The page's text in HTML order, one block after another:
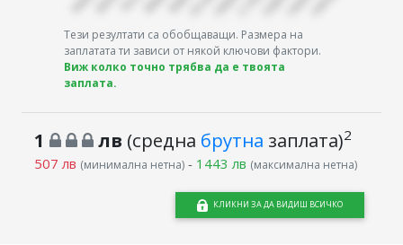
Тези резултати са обобщаващи. Размера на
заплатата ти зависи от някой ключови фактори.
Виж колко точно трябва да е твоята
заплата.
1 лв (средна брутна заплата)2
507 лв (минимална нетна)- 1443 лв (максимална нетна)
КЛИКНИ ЗА ДА ВИДИШ ВСИЧКО